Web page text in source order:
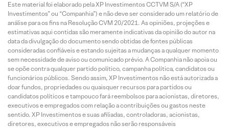
Este material foi elaborado pela XP Investimentos CCTVM S/A (“XP
Investimentos” ou “Companhia”) e não deve ser considerado um relatório de
análise para os fins na Resolução CVM 20/2021. As opiniões, projeções e
estimativas aqui contidas são meramente indicativas da opinião do autor na
data da divulgação do documento sendo obtidas de fontes públicas
consideradas confiáveis e estando sujeitas a mudanças a qualquer momento
sem necessidade de aviso ou comunicado prévio. A Companhia não apoia ou
se opõe contra qualquer partido político, campanha política, candidatos ou
funcionários públicos. Sendo assim, XP Investimentos não está autorizada a
doar fundos, propriedades ou quaisquer recursos para partidos ou
candidatos políticos e tampouco fará reembolsos para acionistas, diretores,
executivos e empregados com relação a contribuições ou gastos neste
sentido. XP Investimentos e suas afiliadas, controladoras, acionistas,
diretores, executivos e empregados não serão responsáveis